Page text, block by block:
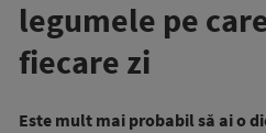
legumele pe
fiecare zi
Este mult mai probabil să ai o